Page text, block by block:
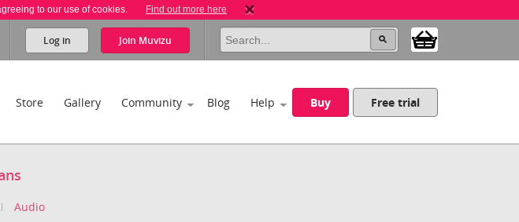
to our use of cookies. Find out more here
Log in Join Muvizu
Store Gallery Community Blog Help Buy Free trial
Audio